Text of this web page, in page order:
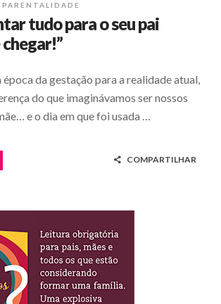
PARENTALIDADE
tudo para o seu pai
época da gestação para a realidade atual,
do que imaginávamos ser nossos
e o dia em que foi usada …
COMPARTILHAR